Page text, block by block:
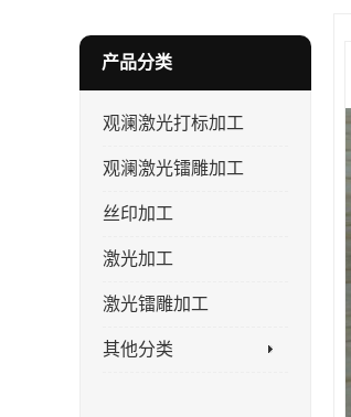
产品分类
观澜激光打标加工
观澜激光镭雕加工
丝印加工
激光加工
激光镭雕加工
其他分类